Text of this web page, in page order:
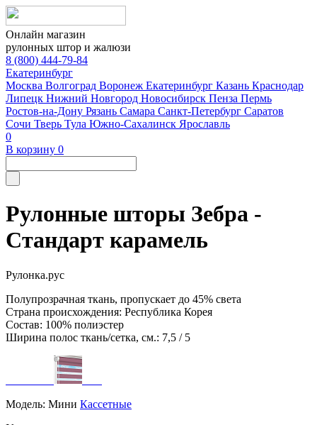
Онлайн магазин
рулонных штор и жалюзи
8 (800) 444-79-84
Екатеринбург
Москва Волгоград Воронеж Екатеринбург Казань Краснодар
Липецк Нижний Новгород Новосибирск Пенза Пермь
Ростов-на-Дону Рязань Самара Санкт-Петербург Саратов
Сочи Тверь Тула Южно-Сахалинск Ярославль
0
В корзину 0
Рулонные шторы Зебра -
Стандарт карамель
Рулонка.рус
Полупрозрачная ткань, пропускает до 45% света
Страна происхождения: Республика Корея
Состав: 100% полиэстер
Ширина полос ткань/сетка, см.: 7,5 / 5
Модель: Мини Кассетные